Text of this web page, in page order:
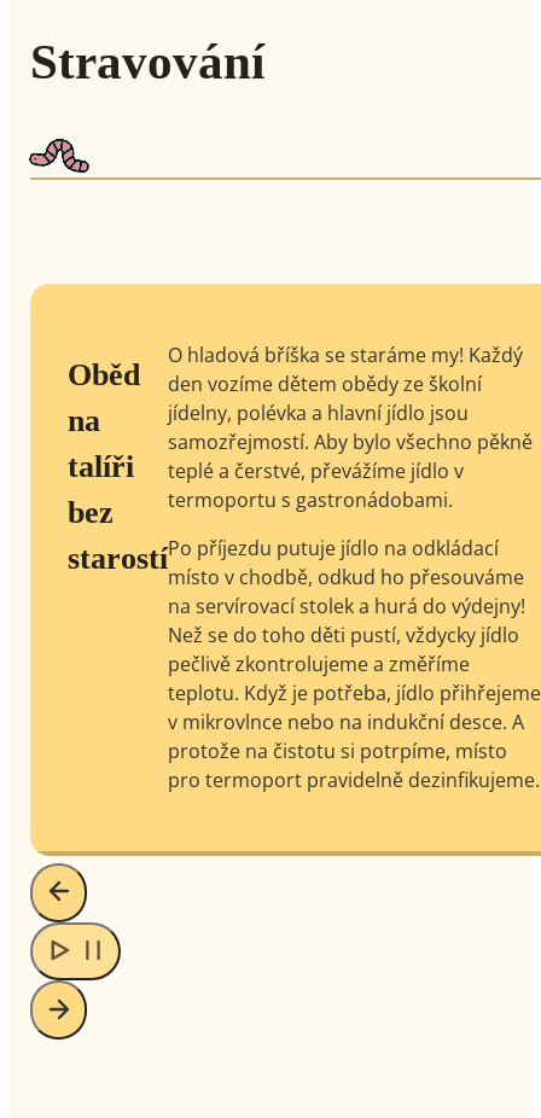
Stravování
Oběd
na
talíři
bez
starostí
O hladová bříška se staráme my! Každý
den vozíme dětem obědy ze školní
jídelny, polévka a hlavní jídlo jsou
samozřejmostí. Aby bylo všechno pěkně
teplé a čerstvé, převážíme jídlo v
termoportu s gastronádobami.
Po příjezdu putuje jídlo na odkládací
místo v chodbě, odkud ho přesouváme
na servírovací stolek a hurá do výdejny!
Než se do toho děti pustí, vždycky jídlo
pečlivě zkontrolujeme a změříme
teplotu. Když je potřeba, jídlo přihřejeme
v mikrovlnce nebo na indukční desce. A
protože na čistotu si potrpíme, místo
pro termoport pravidelně dezinfikujeme.